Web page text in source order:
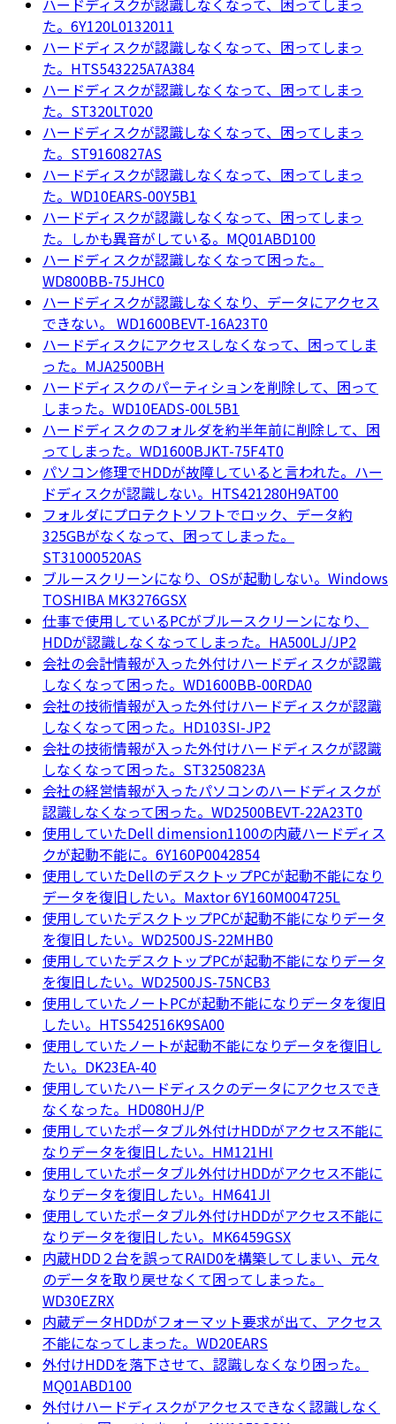
た。6Y120L0132011
ハードディスクが認識しなくなって、困ってしまっ
た。HTS543225A7A384
ハードディスクが認識しなくなって、困ってしまっ
た。ST320LT020
ハードディスクが認識しなくなって、困ってしまっ
た。ST9160827AS
ハードディスクが認識しなくなって、困ってしまっ
た。WD10EARS-00Y5B1
ハードディスクが認識しなくなって、困ってしまっ
た。しかも異音がしている。MQ01ABD100
ハードディスクが認識しなくなって困った。
WD800BB-75JHC0
ハードディスクが認識しなくなり、データにアクセス
できない。 WD1600BEVT-16A23T0
ハードディスクにアクセスしなくなって、困ってしま
った。MJA2500BH
ハードディスクのパーティションを削除して、困って
しまった。WD10EADS-00L5B1
ハードディスクのフォルダを約半年前に削除して、困
ってしまった。WD1600BJKT-75F4T0
パソコン修理でHDDが故障していると言われた。ハー
ドディスクが認識しない。HTS421280H9AT00
フォルダにプロテクトソフトでロック、データ約
325GBがなくなって、困ってしまった。
ST31000520AS
ブルースクリーンになり、OSが起動しない。Windows
TOSHIBA MK3276GSX
仕事で使用しているPCがブルースクリーンになり、
HDDが認識しなくなってしまった。HA500LJ/JP2
会社の会計情報が入った外付けハードディスクが認識
しなくなって困った。WD1600BB-00RDA0
会社の技術情報が入った外付けハードディスクが認識
しなくなって困った。HD103SI-JP2
会社の技術情報が入った外付けハードディスクが認識
しなくなって困った。ST3250823A
会社の経営情報が入ったパソコンのハードディスクが
認識しなくなって困った。WD2500BEVT-22A23T0
使用していたDell dimension1100の内蔵ハードディス
クが起動不能に。6Y160P0042854
使用していたDellのデスクトップPCが起動不能になり
データを復旧したい。Maxtor 6Y160M004725L
使用していたデスクトップPCが起動不能になりデータ
を復旧したい。WD2500JS-22MHB0
使用していたデスクトップPCが起動不能になりデータ
を復旧したい。WD2500JS-75NCB3
使用していたノートPCが起動不能になりデータを復旧
したい。HTS542516K9SA00
使用していたノートが起動不能になりデータを復旧し
たい。DK23EA-40
使用していたハードディスクのデータにアクセスでき
なくなった。HD080HJ/P
使用していたポータブル外付けHDDがアクセス不能に
なりデータを復旧したい。HM121HI
使用していたポータブル外付けHDDがアクセス不能に
なりデータを復旧したい。HM641JI
使用していたポータブル外付けHDDがアクセス不能に
なりデータを復旧したい。MK6459GSX
内蔵HDD２台を誤ってRAID0を構築してしまい、元々
のデータを取り戻せなくて困ってしまった。
WD30EZRX
内蔵データHDDがフォーマット要求が出て、アクセス
不能になってしまった。WD20EARS
外付けHDDを落下させて、認識しなくなり困った。
MQ01ABD100
外付けハードディスクがアクセスできなく認識しなく